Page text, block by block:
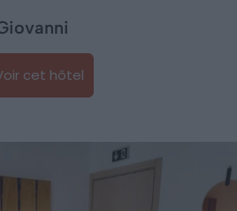
cet hôtel